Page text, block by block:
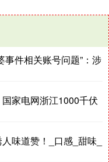
事件相关账号问题”：涉
家电网浙江1000千伏
味道赞！_口感_甜味_